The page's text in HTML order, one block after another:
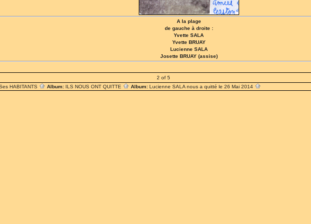
A la plage
de gauche à droite :
Yvette SALA
Yvette BRUAY
Lucienne SALA
Josette BRUAY (assise)
2 of 5
HABITANTS Album: ILS NOUS ONT QUITTE Album: Lucienne SALA nous a quitté le 26 Mai 2014